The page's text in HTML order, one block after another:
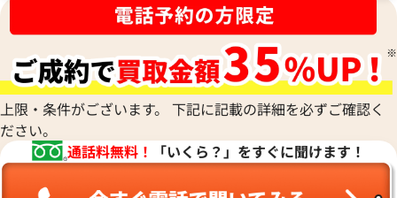
金のブレスレット 買取
金のブローチ 買取
金のペンダントトップ 買取
金の仏像 買取
金杯 買取
金歯 買取
金貨･銀貨 買取
大判･小判 買取
サファイア 買取
オパール 買取
トルマリン 買取
翡翠 買取
パライバトルマリン 買取
パール 買取
ルイ･ヴィトン 買取
カルティエ 買取
ティファニー 買取
ブルガリ 買取
ハリー･ウィンストン 買取
ヴァンクリーフ&
アーペル 買取
グッチ 買取
フィリップ 買取
オーデマピゲ 買取
カルティエ 買取
エルメス 買取
シャネル 買取
オメガ 買取
タグ・ホイヤー 買取
上限・条件がございます。 下記に記載の詳細を必ずご確認く
ださい。
通話料無料！
「いくら？」をすぐに聞けます！